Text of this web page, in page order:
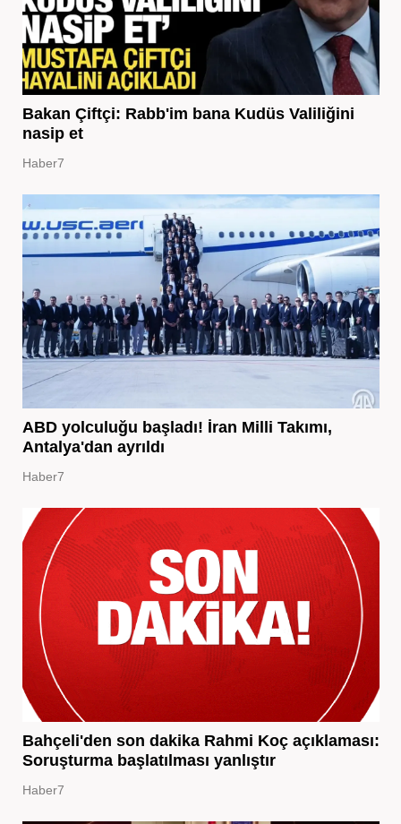
Bakan Çiftçi: Rabb'im bana Kudüs Valiliğini
nasip et
Haber7
ABD yolculuğu başladı! İran Milli Takımı,
Antalya'dan ayrıldı
Haber7
Bahçeli'den son dakika Rahmi Koç açıklaması:
Soruşturma başlatılması yanlıştır
Haber7